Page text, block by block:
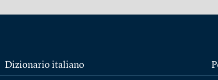
Dizionario italiano